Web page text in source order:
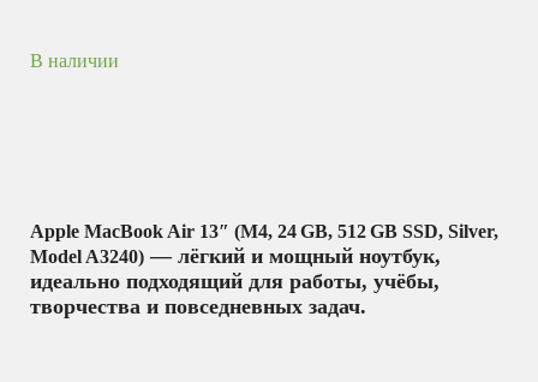
В наличии
Apple MacBook Air 13″ (M4, 24 GB, 512 GB SSD, Silver,
Model A3240) — лёгкий и мощный ноутбук,
идеально подходящий для работы, учёбы,
творчества и повседневных задач.